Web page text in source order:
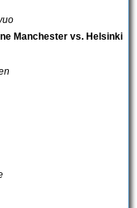
Manchester vs. Helsinki